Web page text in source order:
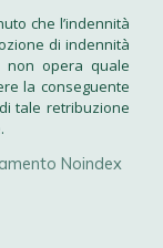
che l’indennità
di indennità
opera quale
la conseguente
tale retribuzione
Noindex